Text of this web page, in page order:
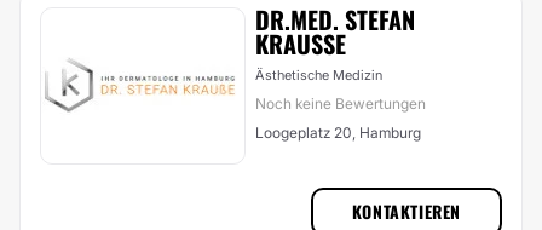
DR.MED. STEFAN
KRAUSSE
Ästhetische Medizin
Noch keine Bewertungen
Loogeplatz 20, Hamburg
KONTAKTIEREN